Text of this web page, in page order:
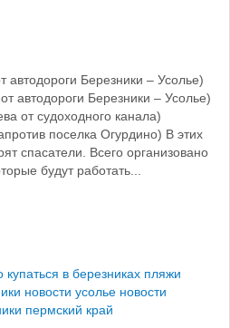
автодороги Березники – Усолье)
автодороги Березники – Усолье)
от судоходного канала)
поселка Огурдино) В этих
спасатели. Всего организовано
будут работать...
купаться в березниках пляжи
новости усолье новости
пермский край